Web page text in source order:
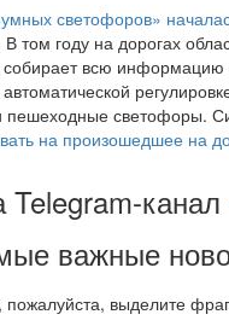
светофоров»
том году на дорогах
собирает всю
светофоры.
на произошедшее на
канал
важные
выделите